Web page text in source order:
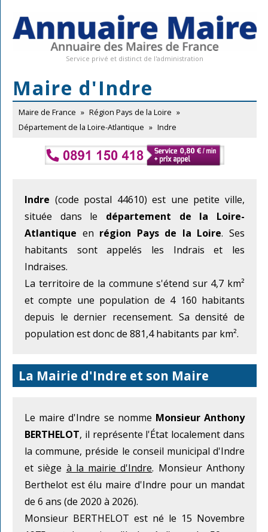
Service privé et distinct de l'administration
Maire d'Indre
Maire de France » Région Pays de la Loire »
Département de la Loire-Atlantique » Indre
Indre (code postal 44610) est une petite ville,
située dans le département de la Loire-
Atlantique en région Pays de la Loire. Ses
habitants sont appelés les Indrais et les
Indraises.
La territoire de la commune s'étend sur 4,7 km²
et compte une population de 4 160 habitants
depuis le dernier recensement. Sa densité de
population est donc de 881,4 habitants par km².
La Mairie d'Indre et son Maire
Le maire d'Indre se nomme Monsieur Anthony
BERTHELOT, il représente l'État localement dans
la commune, préside le conseil municipal d'Indre
et siège à la mairie d'Indre. Monsieur Anthony
Berthelot est élu maire d'Indre pour un mandat
de 6 ans (de 2020 à 2026).
Monsieur BERTHELOT est né le 15 Novembre